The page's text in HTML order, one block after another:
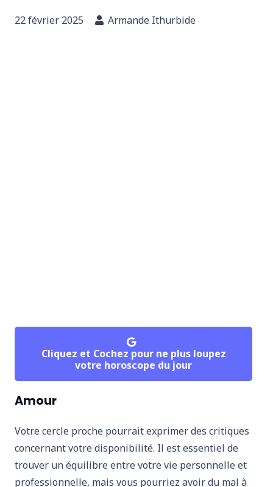
22 février 2025 Armande Ithurbide
Cliquez et Cochez pour ne plus loupez
votre horoscope du jour
Amour
Votre cercle proche pourrait exprimer des critiques
concernant votre disponibilité. Il est essentiel de
trouver un équilibre entre votre vie personnelle et
professionnelle, mais vous pourriez avoir du mal à